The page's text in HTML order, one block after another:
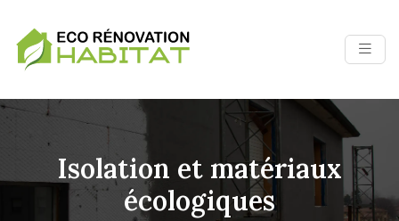
Isolation et matériaux
écologiques